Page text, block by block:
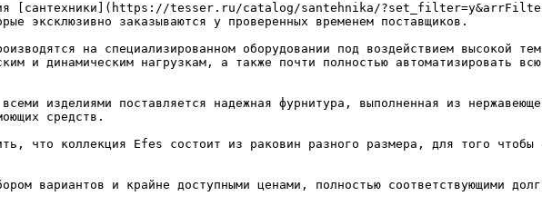
[сантехники](https://tesser.ru/catalog/santehnika/
эксклюзивно заказываются у проверенных временем поставщиков.
на специализированном оборудовании под воздействием высокой
и динамическим нагрузкам, а также почти полностью автоматизировать
изделиями поставляется надежная фурнитура, выполненная из
средств.
что коллекция Efes состоит из раковин разного размера, для того чтобы
вариантов и крайне доступными ценами, полностью соответствующими